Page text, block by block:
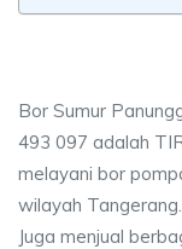
Bor Sumur
493 097 adalah
melayani bor
wilayah Tangerang.
Juga menjual